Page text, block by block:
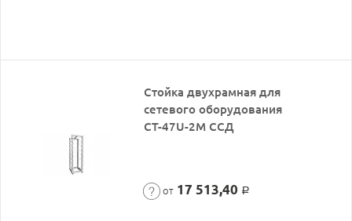
Стойка двухрамная для
сетевого оборудования
СТ-47U-2М ССД
от 17 513,40 Р